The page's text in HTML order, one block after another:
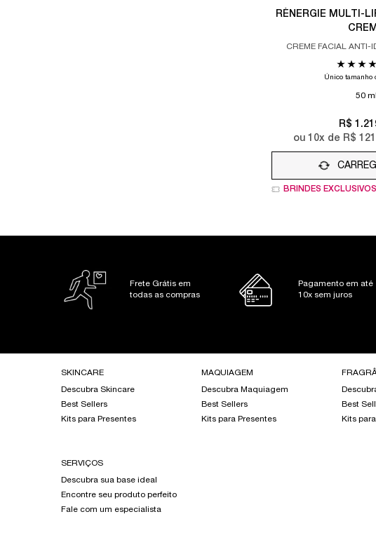
RÉNERGIE MULTI-
CREME FACIAL ANTI-
Único tamanho
50 ml
R$
ou 10x de R$
BRINDES EXCLUSIVOS
Frete Grátis em
todas as compras
Pagamento em até
10x sem juros
SKINCARE
Descubra Skincare
Best Sellers
Kits para Presentes
SERVIÇOS
Descubra sua base ideal
Encontre seu produto perfeito
Fale com um especialista
MAQUIAGEM
Descubra Maquiagem
Best Sellers
Kits para Presentes
Best
Kits